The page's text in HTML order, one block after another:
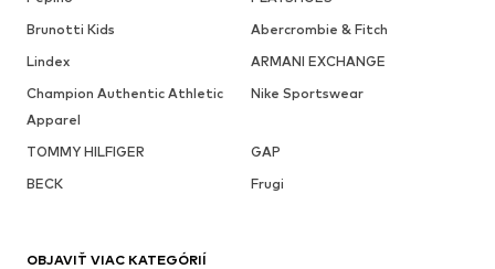
Brunotti Kids
Abercrombie & Fitch
Lindex
ARMANI EXCHANGE
Champion Authentic Athletic
Apparel
Nike Sportswear
TOMMY HILFIGER
GAP
BECK
Frugi
OBJAVIŤ VIAC KATEGÓRIÍ